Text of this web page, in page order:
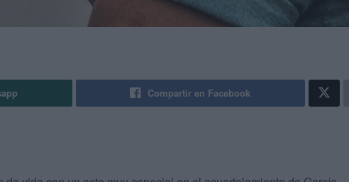
Compartir en Facebook